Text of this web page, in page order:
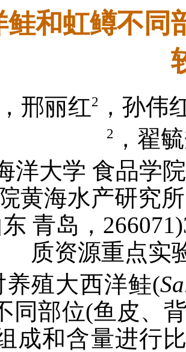
鲑和虹鳟不同
，邢丽红2 ，孙伟
2
，翟
洋大学 食品学
黄海水产研究
青岛，
质资源重点实
养殖大西洋鲑(
同部位(鱼皮、
成和含量进行